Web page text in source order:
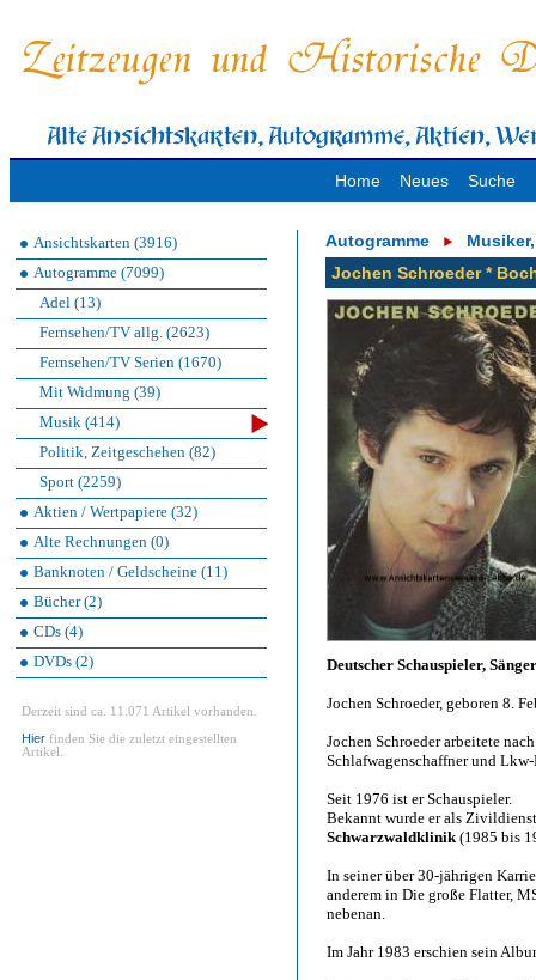
Home Neues Suche
Ansichtskarten (3916)
Autogramme (7099)
Adel (13)
Fernsehen/TV allg. (2623)
Fernsehen/TV Serien (1670)
Mit Widmung (39)
Musik (414)
Politik, Zeitgeschehen (82)
Sport (2259)
Aktien / Wertpapiere (32)
Alte Rechnungen (0)
Banknoten / Geldscheine (11)
Bücher (2)
CDs (4)
DVDs (2)
Derzeit sind ca. 11.071 Artikel vorhanden.
Hier finden Sie die zuletzt eingestellten
Artikel.
Autogramme
Jochen Schroeder *
Deutscher Schauspieler,
Jochen Schroeder, geboren 8.
Jochen Schroeder arbeitete
Schlafwagenschaffner und Lkw-
Seit 1976 ist er Schauspieler.
Bekannt wurde er als
Schwarzwaldklinik(1985 bis
In seiner über 30-jährigen
anderem in Die große Flatter,
nebenan.
Im Jahr 1983 erschien sein